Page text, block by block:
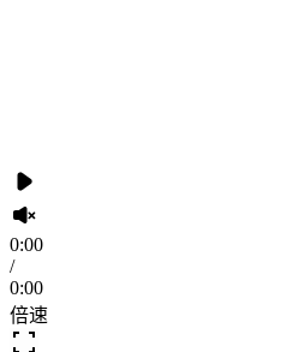
0:00
/
0:00
倍速